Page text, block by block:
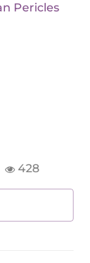
Pericles
428